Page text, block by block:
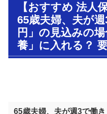
【おすすめ 法人
65歳夫婦、夫が
円」の見込みの
養」に入れる？
65歳夫婦、夫が週3で働